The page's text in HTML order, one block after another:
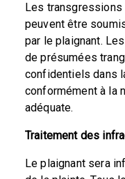
Les
peuvent être
par le plaignant.
de présumées
confidentiels dans
conformément à la
adéquate.
Traitement des
Le plaignant sera